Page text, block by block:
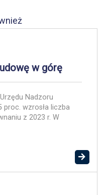
w górę
Nadzoru
proc. wzrosła liczba
z 2023 r. W